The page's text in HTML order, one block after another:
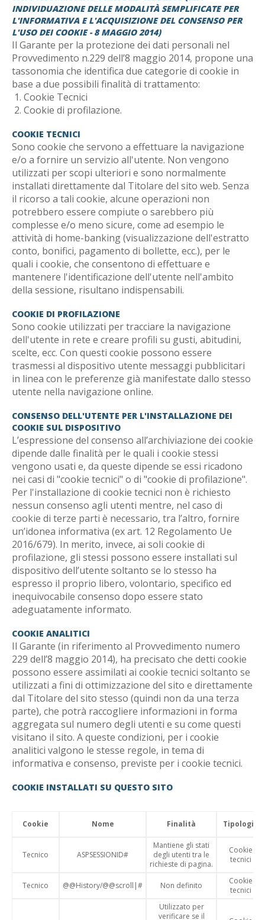
INDIVIDUAZIONE DELLE MODALITÀ SEMPLIFICATE PER
L'INFORMATIVA E L'ACQUISIZIONE DEL CONSENSO PER
L'USO DEI COOKIE - 8 MAGGIO 2014)
Il Garante per la protezione dei dati personali nel
Provvedimento n.229 dell’8 maggio 2014, propone una
tassonomia che identifica due categorie di cookie in
base a due possibili finalità di trattamento:
Cookie Tecnici
Cookie di profilazione.
COOKIE TECNICI
Sono cookie che servono a effettuare la navigazione
e/o a fornire un servizio all'utente. Non vengono
utilizzati per scopi ulteriori e sono normalmente
installati direttamente dal Titolare del sito web. Senza
il ricorso a tali cookie, alcune operazioni non
potrebbero essere compiute o sarebbero più
complesse e/o meno sicure, come ad esempio le
attività di home-banking (visualizzazione dell'estratto
conto, bonifici, pagamento di bollette, ecc.), per le
quali i cookie, che consentono di effettuare e
mantenere l'identificazione dell'utente nell'ambito
della sessione, risultano indispensabili.
COOKIE DI PROFILAZIONE
Sono cookie utilizzati per tracciare la navigazione
dell'utente in rete e creare profili su gusti, abitudini,
scelte, ecc. Con questi cookie possono essere
trasmessi al dispositivo utente messaggi pubblicitari
in linea con le preferenze già manifestate dallo stesso
utente nella navigazione online.
CONSENSO DELL'UTENTE PER L'INSTALLAZIONE DEI
COOKIE SUL DISPOSITIVO
L’espressione del consenso all’archiviazione dei cookie
dipende dalle finalità per le quali i cookie stessi
vengono usati e, da queste dipende se essi ricadono
nei casi di "cookie tecnici" o di "cookie di profilazione".
Per l'installazione di cookie tecnici non è richiesto
nessun consenso agli utenti mentre, nel caso di
cookie di terze parti è necessario, tra l’altro, fornire
un’idonea informativa (ex art. 12 Regolamento Ue
2016/679). In merito, invece, ai soli cookie di
profilazione, gli stessi possono essere installati sul
dispositivo dell’utente soltanto se lo stesso ha
espresso il proprio libero, volontario, specifico ed
inequivocabile consenso dopo essere stato
adeguatamente informato.
COOKIE ANALITICI
Il Garante (in riferimento al Provvedimento numero
229 dell’8 maggio 2014), ha precisato che detti cookie
possono essere assimilati ai cookie tecnici soltanto se
utilizzati a fini di ottimizzazione del sito e direttamente
dal Titolare del sito stesso (quindi non da una terza
parte), che potrà raccogliere informazioni in forma
aggregata sul numero degli utenti e su come questi
visitano il sito. A queste condizioni, per i cookie
analitici valgono le stesse regole, in tema di
informativa e consenso, previste per i cookie tecnici.
COOKIE INSTALLATI SU QUESTO SITO
Cookie Nome Finalità Tipologia
Tecnico ASPSESSIONID#
Mantiene gli stati
degli utenti tra le
richieste di pagina.
Cookie
tecnici
Tecnico @@History/@@scroll|# Non definito
Cookie
tecnici
Utilizzato per
verificare se il